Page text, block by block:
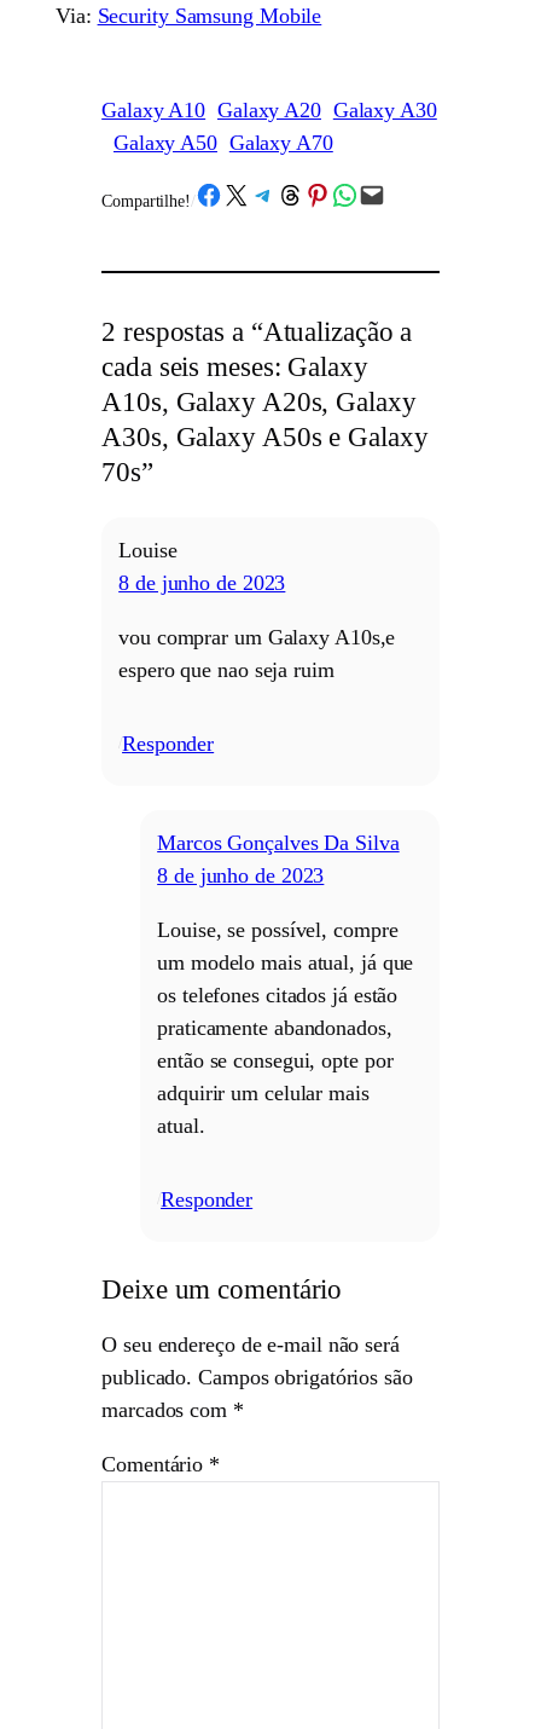
Via: Security Samsung Mobile
Galaxy A10 Galaxy A20 Galaxy A30
Galaxy A50 Galaxy A70
Compartilhe! /Share on Facebook
Share on X Share on Telegram
Share on Threads
Share on Pinterest
Share on WhatsApp
Email this Page
2 respostas a “Atualização a
cada seis meses: Galaxy
A10s, Galaxy A20s, Galaxy
A30s, Galaxy A50s e Galaxy
70s”
Louise
8 de junho de 2023
vou comprar um Galaxy A10s,e
espero que nao seja ruim
Responder
Marcos Gonçalves Da Silva
8 de junho de 2023
Louise, se possível, compre
um modelo mais atual, já que
os telefones citados já estão
praticamente abandonados,
então se consegui, opte por
adquirir um celular mais
atual.
Responder
Deixe um comentário
O seu endereço de e-mail não será
publicado. Campos obrigatórios são
marcados com *
Comentário *